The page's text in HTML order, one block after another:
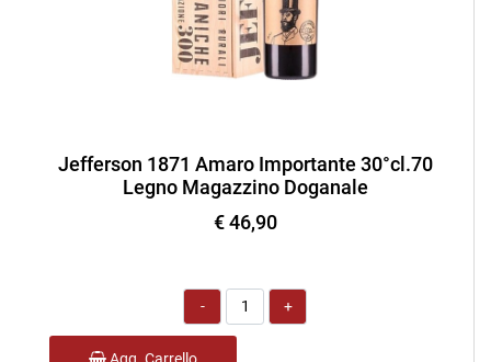
Jefferson 1871 Amaro Importante 30°cl.70
Legno Magazzino Doganale
€ 46,90
Quantità